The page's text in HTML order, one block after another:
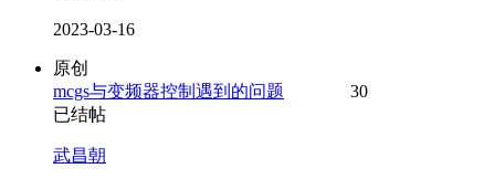
2023-03-16
原创
mcgs与变频器控制遇到的问题
30
已结帖
武昌朝